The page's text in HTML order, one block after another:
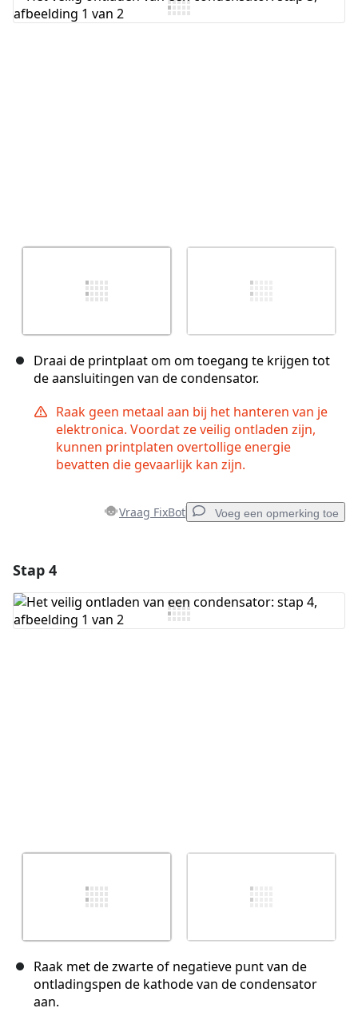
Draai de printplaat om om toegang te krijgen tot
de aansluitingen van de condensator.
Raak geen metaal aan bij het hanteren van je
elektronica. Voordat ze veilig ontladen zijn,
kunnen printplaten overtollige energie
bevatten die gevaarlijk kan zijn.
Vraag FixBot Voeg een opmerking toe
Voeg opmerking toe
Stap 4
Raak met de zwarte of negatieve punt van de
ontladingspen de kathode van de condensator
aan.